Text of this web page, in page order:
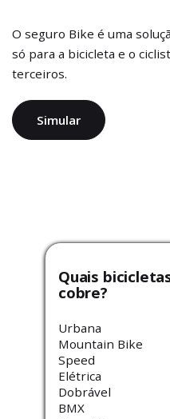
O seguro Bike é uma
só para a bicicleta e o
terceiros.
Simular
Quais
cobre?
Urbana
Mountain Bike
Speed
Elétrica
Dobrável
BMX